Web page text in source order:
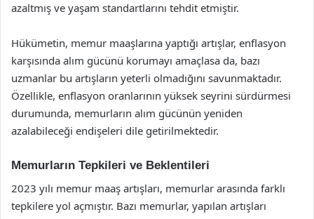
azaltmış ve yaşam standartlarını tehdit etmiştir.
Hükümetin, memur maaşlarına yaptığı artışlar, enflasyon
karşısında alım gücünü korumayı amaçlasa da, bazı
uzmanlar bu artışların yeterli olmadığını savunmaktadır.
Özellikle, enflasyon oranlarının yüksek seyrini sürdürmesi
durumunda, memurların alım gücünün yeniden
azalabileceği endişeleri dile getirilmektedir.
Memurların Tepkileri ve Beklentileri
2023 yılı memur maaş artışları, memurlar arasında farklı
tepkilere yol açmıştır. Bazı memurlar, yapılan artışları